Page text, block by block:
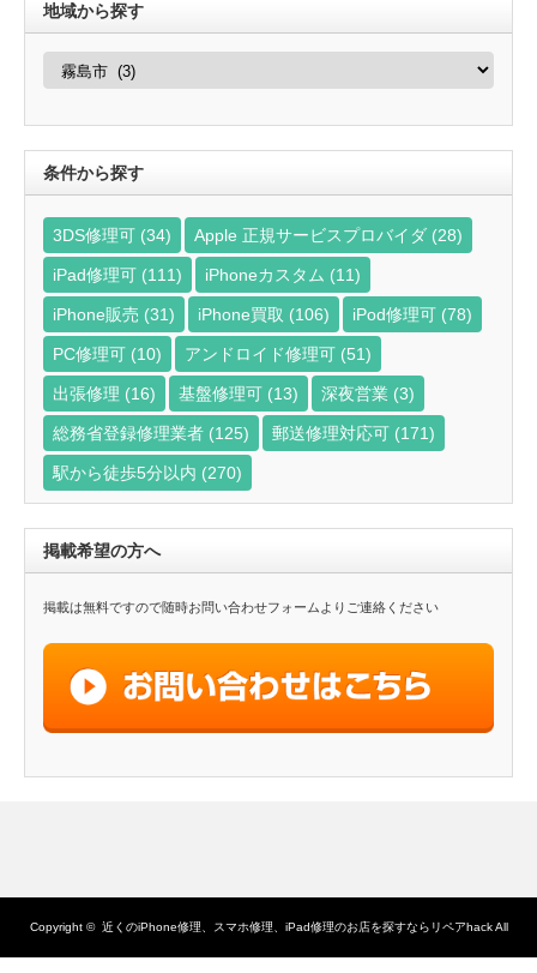
地域から探す
す
条件から探す
3DS修理可 (34) Apple 正規サービスプロバイダ (28)
iPad修理可 (111) iPhoneカスタム (11)
iPhone販売 (31) iPhone買取 (106) iPod修理可 (78)
PC修理可 (10) アンドロイド修理可 (51)
出張修理 (16) 基盤修理可 (13) 深夜営業 (3)
総務省登録修理業者 (125) 郵送修理対応可 (171)
駅から徒歩5分以内 (270)
掲載希望の方へ
掲載は無料ですので随時お問い合わせフォームよりご連絡ください
Copyright © 近くのiPhone修理、スマホ修理、iPad修理のお店を探すならリペアhackAll